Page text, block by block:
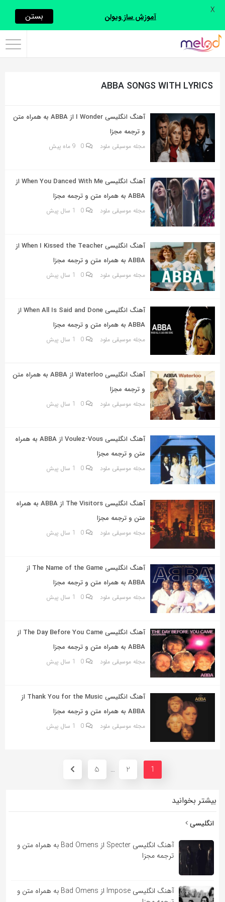
اشتراک
با
از
زیر
می‌توانید
این
صفحه
با
دوستان
خود
به
اشتراک
بگذارید.
کپی
ABBA SONGS WITH LYRICS
آهنگ انگلیسی I Wonder از ABBA به همراه متن
و ترجمه مجزا
مجله موسیقی ملود 0 9 ماه پیش
آهنگ انگلیسی When You Danced With Me از
ABBA به همراه متن و ترجمه مجزا
مجله موسیقی ملود 0 1 سال پیش
آهنگ انگلیسی When I Kissed the Teacher از
ABBA به همراه متن و ترجمه مجزا
مجله موسیقی ملود 0 1 سال پیش
آهنگ انگلیسی When All Is Said and Done از
ABBA به همراه متن و ترجمه مجزا
مجله موسیقی ملود 0 1 سال پیش
آهنگ انگلیسی Waterloo از ABBA به همراه متن
و ترجمه مجزا
مجله موسیقی ملود 0 1 سال پیش
آهنگ انگلیسی Voulez-Vous از ABBA به همراه
متن و ترجمه مجزا
مجله موسیقی ملود 0 1 سال پیش
آهنگ انگلیسی The Visitors از ABBA به همراه
متن و ترجمه مجزا
مجله موسیقی ملود 0 1 سال پیش
آهنگ انگلیسی The Name of the Game از
ABBA به همراه متن و ترجمه مجزا
مجله موسیقی ملود 0 1 سال پیش
آهنگ انگلیسی The Day Before You Came از
ABBA به همراه متن و ترجمه مجزا
مجله موسیقی ملود 0 1 سال پیش
آهنگ انگلیسی Thank You for the Music از
ABBA به همراه متن و ترجمه مجزا
مجله موسیقی ملود 0 1 سال پیش
1
2
…
5
بیشتر بخوانید
انگلیسی
آهنگ انگلیسی Specter از Bad Omens به همراه متن و
ترجمه مجزا
آهنگ انگلیسی Impose از Bad Omens به همراه متن و
آموزش ساز ویولن بستن X